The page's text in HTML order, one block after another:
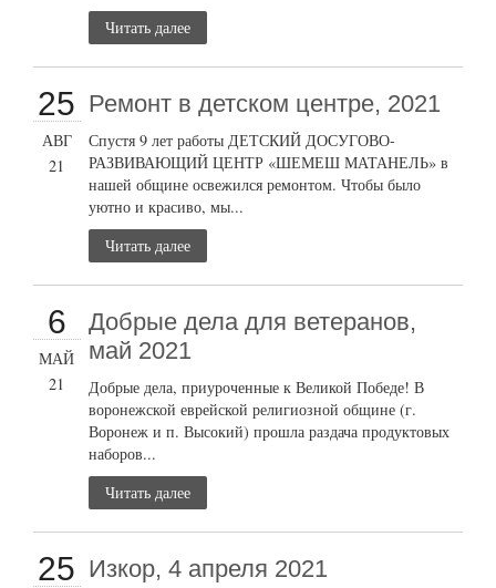
Читать далее
25
АВГ
21
Ремонт в детском центре, 2021
Спустя 9 лет работы ДЕТСКИЙ ДОСУГОВО-
РАЗВИВАЮЩИЙ ЦЕНТР «ШЕМЕШ МАТАНЕЛЬ» в
нашей общине освежился ремонтом. Чтобы было
уютно и красиво, мы...
Читать далее
6
МАЙ
21
Добрые дела для ветеранов,
май 2021
Добрые дела, приуроченные к Великой Победе! В
воронежской еврейской религиозной общине (г.
Воронеж и п. Высокий) прошла раздача продуктовых
наборов...
Читать далее
25 Изкор, 4 апреля 2021